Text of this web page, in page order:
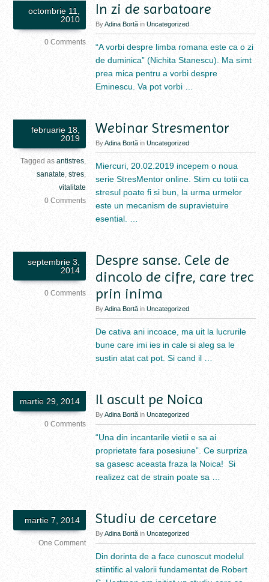
octombrie 11,
2010
0 Comments
In zi de sarbatoare
ByAdina Bortă inUncategorized
“A vorbi despre limba romana este ca o zi
de duminica” (Nichita Stanescu). Ma simt
prea mica pentru a vorbi despre
Eminescu. Va pot vorbi …
februarie 18,
2019
Tagged asantistres,
sanatate,stres,
vitalitate
0 Comments
Webinar Stresmentor
ByAdina Bortă inUncategorized
Miercuri, 20.02.2019 incepem o noua
serie StresMentor online. Stim cu totii ca
stresul poate fi si bun, la urma urmelor
este un mecanism de supravietuire
esential. …
septembrie 3,
2014
0 Comments
Despre sanse. Cele de
dincolo de cifre, care trec
prin inima
ByAdina Bortă inUncategorized
De cativa ani incoace, ma uit la lucrurile
bune care imi ies in cale si aleg sa le
sustin atat cat pot. Si cand il …
martie 29, 2014
0 Comments
Il ascult pe Noica
ByAdina Bortă inUncategorized
“Una din incantarile vietii e sa ai
proprietate fara posesiune”. Ce surpriza
sa gasesc aceasta fraza la Noica! Si
realizez cat de strain poate sa …
martie 7, 2014
One Comment
Studiu de cercetare
ByAdina Bortă inUncategorized
Din dorinta de a face cunoscut modelul
stiintific al valorii fundamentat de Robert